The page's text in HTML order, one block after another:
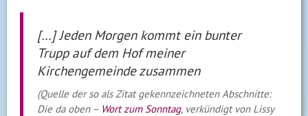
[…] Jeden Morgen kommt ein bunter
Trupp auf dem Hof meiner
Kirchengemeinde zusammen
(Quelle der so als Zitat gekennzeichneten Abschnitte:
Die da oben – Wort zum Sonntag, verkündigt von Lissy